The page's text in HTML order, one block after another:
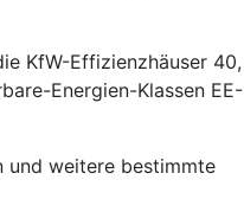
KfW-Effizienzhäuser 40,
Energien-Klassen EE-
und weitere bestimmte